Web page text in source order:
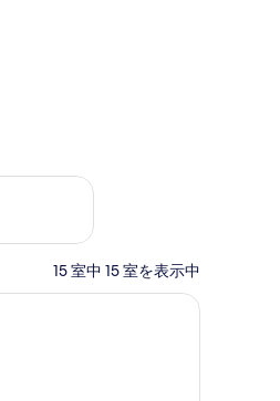
状況をチェック
15 室中 15 室を表示中
| セーフティボックス (室内)、デスク、